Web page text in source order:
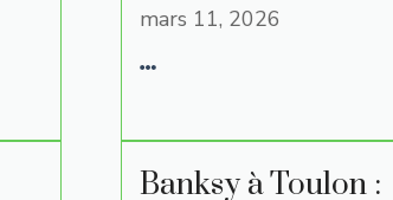
mars 11, 2026
Banksy à Toulon :